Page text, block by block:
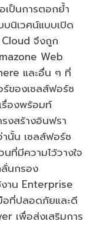
เป็นการตอกย้ำ
นิเวศน์แบบเปิด
จึงถูก
Web
และอื่น ๆ ที่
ร์ของเซลส์ฟอร์ซ
รื่องพร้อมท์
งสร้างอินฟรา
นั้น เซลส์ฟอร์ซ
ที่มีความไว้วางใจ
นกรอง
าน Enterprise
อที่ปลอดภัยและดี
เพื่อส่งเสริมการ